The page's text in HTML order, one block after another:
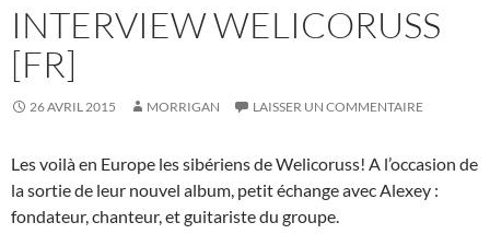
INTERVIEW WELICORUSS
[FR]
26 AVRIL 2015 MORRIGAN LAISSER UN COMMENTAIRE
Les voilà en Europe les sibériens de Welicoruss! A l’occasion de
la sortie de leur nouvel album, petit échange avec Alexey :
fondateur, chanteur, et guitariste du groupe.